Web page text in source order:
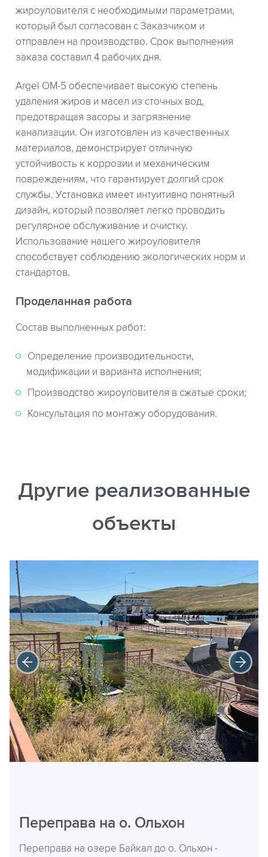
жироуловителя с необходимыми параметрами,
который был согласован с Заказчиком и
отправлен на производство. Срок выполнения
заказа составил 4 рабочих дня.
Argel OM-5 обеспечивает высокую степень
удаления жиров и масел из сточных вод,
предотвращая засоры и загрязнение
канализации. Он изготовлен из качественных
материалов, демонстрирует отличную
устойчивость к коррозии и механическим
повреждениям, что гарантирует долгий срок
службы. Установка имеет интуитивно понятный
дизайн, который позволяет легко проводить
регулярное обслуживание и очистку.
Использование нашего жироуловителя
способствует соблюдению экологических норм и
стандартов.
Проделанная работа
Состав выполненных работ:
Определение производительности,
модификации и варианта исполнения;
Производство жироуловителя в сжатые сроки;
Консультация по монтажу оборудования.
Другие реализованные
объекты
Переправа на о. Ольхон
Переправа на озере Байкал до о. Ольхон -